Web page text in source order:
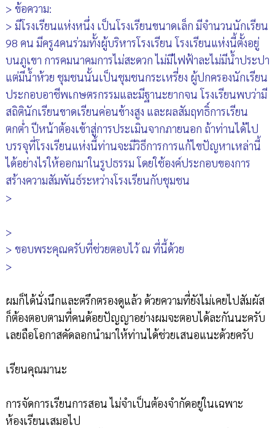
> ข้อความ:
> มีโรงเรียนแห่งหนึ่ง เป็นโรงเรียนขนาดเล็ก มีจำนวนนักเรียน
98 คน มีครู4คนร่วมทั้งผู้บริหารโรงเรียน โรงเรียนแห่งนี้ตั้งอยู่
บนภูเขา การคมนาคมการไม่สะดวก ไม่มีไฟฟ้าละไม่มีน้ำประปา
แต่มีน้ำห้วย ชุมชนนั้นเป็นชุมชนกระเหรี่ยง ผู้ปกครองนักเรียน
ประกอบอาชีพเกษตรกรรมและมีฐานะยากจน โรงเรียนพบว่ามี
สถิตินักเรียนขาดเรียนค่อนข้างสูง และผลสัมฤทธิ์การเรียน
ตกต่ำ ปีหน้าต้องเข้าสู่การประเมินจากภายนอก ถ้าท่านได้ไป
บรรจุที่โรงเรียนแห่งนี้ท่านจะมีวิธีการการแก้ไขปัญหาเหล่านี้
ได้อย่างไรให้ออกมาในรูปธรรม โดยใช้องค์ประกอบของการ
สร้างความสัมพันธ์ระหว่างโรงเรียนกับชุมชน
>
>
> ขอบพระคุณครับที่ช่วยตอบไว้ ณ ที่นี้ด้วย
>
ผมก็ได้นั่งนึกและตรึกตรองดูแล้ว ด้วยความที่ยังไม่เคยไปสัมผัส
ก็ต้องตอบตามที่คนด้อยปัญญาอย่างผมจะตอบได้ละกันนะครับ
เลยถือโอกาสคัดลอกนำมาให้ท่านได้ช่วยเสนอแนะด้วยครับ
เรียนคุณมานะ
การจัดการเรียนการสอน ไม่จำเป็นต้องจำกัดอยู่ในเฉพาะ
ห้องเรียนเสมอไป